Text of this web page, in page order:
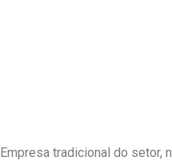
Empresa tradicional do setor,